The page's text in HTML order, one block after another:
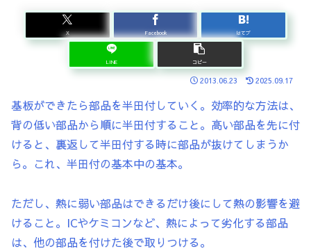
X Facebook はてブ
LINE コピー
2013.06.23 2025.09.17
基板ができたら部品を半田付していく。効率的な方法は、
背の低い部品から順に半田付すること。高い部品を先に付
けると、裏返して半田付する時に部品が抜けてしまうか
ら。これ、半田付の基本中の基本。
ただし、熱に弱い部品はできるだけ後にして熱の影響を避
けること。ICやケミコンなど、熱によって劣化する部品
は、他の部品を付けた後で取りつける。